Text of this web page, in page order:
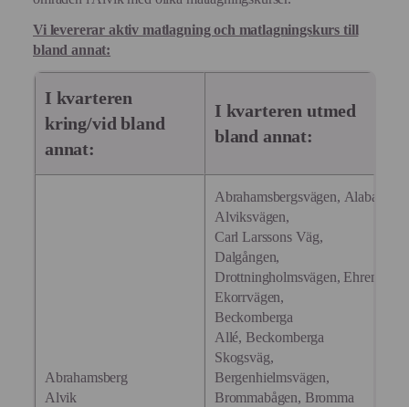
Vi levererar aktiv matlagning och matlagningskurs till
bland annat:
I kvarteren
kring/vid bland
annat:
I kvarteren utmed
bland annat:
Abrahamsberg
Alvik
Abrahamsbergsvägen,
Alviksvägen,
Carl Larssons Väg,
Dalgången,
Drottningholmsvägen,
Ekorrvägen,
Beckomberga
Allé, Beckomberga
Skogsväg,
Bergenhielmsvägen,
Brommabågen, Bromma
för
anpassade
annonser